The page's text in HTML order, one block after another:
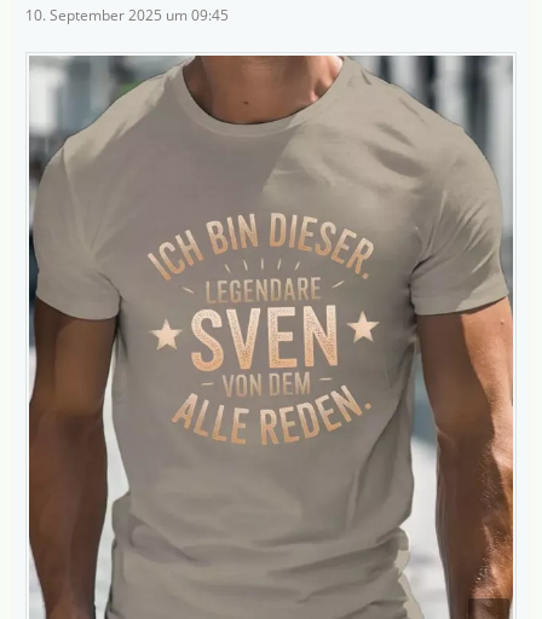
10. September 2025 um 09:45